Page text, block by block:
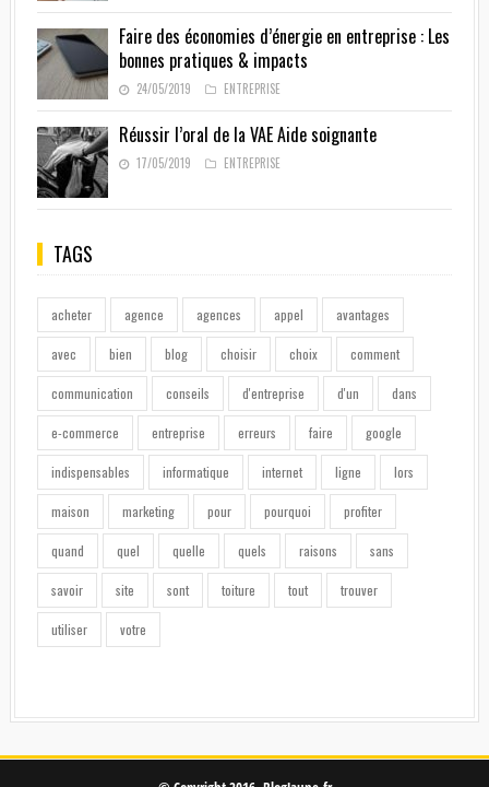
Faire des économies d’énergie en entreprise : Les
bonnes pratiques & impacts
24/05/2019 ENTREPRISE
Réussir l’oral de la VAE Aide soignante
17/05/2019 ENTREPRISE
TAGS
acheter agence agences appel avantages
avec bien blog choisir choix comment
communication conseils d'entreprise d'un dans
e-commerce entreprise erreurs faire google
indispensables informatique internet ligne lors
maison marketing pour pourquoi profiter
quand quel quelle quels raisons sans
savoir site sont toiture tout trouver
utiliser votre